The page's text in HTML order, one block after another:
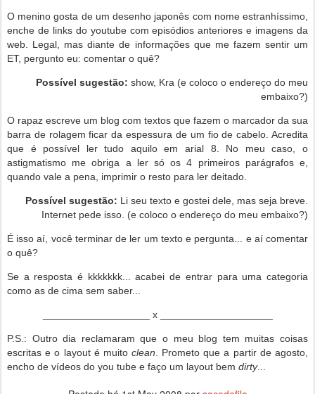
O menino gosta de um desenho japonês com nome estranhíssimo,
enche de links do youtube com episódios anteriores e imagens da
web. Legal, mas diante de informações que me fazem sentir um
ET, pergunto eu: comentar o quê?
Possível sugestão: show, Kra (e coloco o endereço do meu
embaixo?)
O rapaz escreve um blog com textos que fazem o marcador da sua
barra de rolagem ficar da espessura de um fio de cabelo. Acredita
que é possível ler tudo aquilo em arial 8. No meu caso, o
astigmatismo me obriga a ler só os 4 primeiros parágrafos e,
quando vale a pena, imprimir o resto para ler deitado.
Possível sugestão: Li seu texto e gostei dele, mas seja breve.
Internet pede isso. (e coloco o endereço do meu embaixo?)
É isso aí, você terminar de ler um texto e pergunta... e aí comentar
o quê?
Se a resposta é kkkkkkk... acabei de entrar para uma categoria
como as de cima sem saber...
___________________ x ____________________
P.S.: Outro dia reclamaram que o meu blog tem muitas coisas
escritas e o layout é muito clean . Prometo que a partir de agosto,
encho de vídeos do you tube e faço um layout bem dirty...